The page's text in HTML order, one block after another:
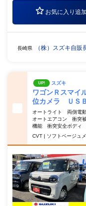
お気に入り追加
長崎県 （株）スズキ自
UP! スズキ
ワゴンＲスマ
位カメラ ＵＳ
オートライト 両側電
オートエアコン 衝突
機能 衝突安全ボディ
CVT | ソフトベージュ